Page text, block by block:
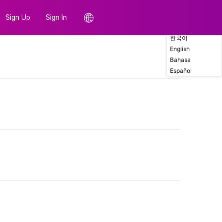
Sign Up Sign In
Comments
한국어
English
Bahasa
Español